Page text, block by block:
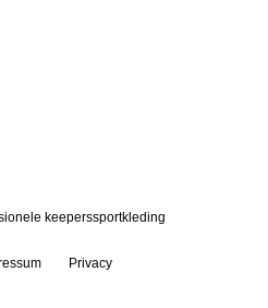
keeperssportkleding
Privacy